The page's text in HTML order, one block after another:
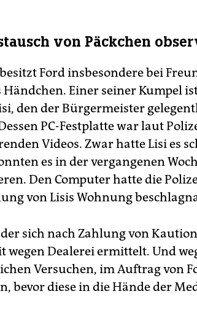
von Päckchen
Ford insbesondere bei
Einer seiner Kumpel
den der Bürgermeister
PC-Festplatte war laut
Videos. Zwar hatte Lisi es
es in der vergangenen
Den Computer hatte die
von Lisis Wohnung
der sich nach Zahlung von
wegen Dealerei ermittelt. Und
Versuchen, im Auftrag von
bevor diese in die Hände der